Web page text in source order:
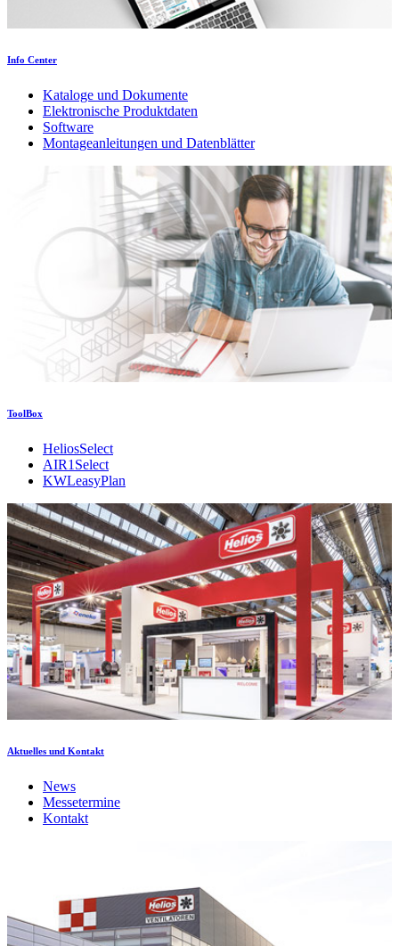
Info Center
Kataloge und Dokumente
Elektronische Produktdaten
Software
Montageanleitungen und Datenblätter
ToolBox
HeliosSelect
AIR1Select
KWLeasyPlan
Aktuelles und Kontakt
News
Messetermine
Kontakt